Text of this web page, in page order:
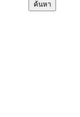
ค้นหา